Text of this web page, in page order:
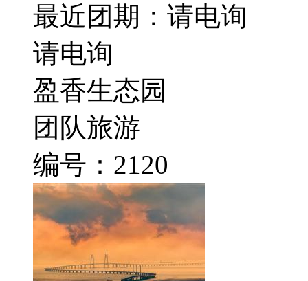
最近团期：请电询
请电询
盈香生态园
团队旅游
编号：2120